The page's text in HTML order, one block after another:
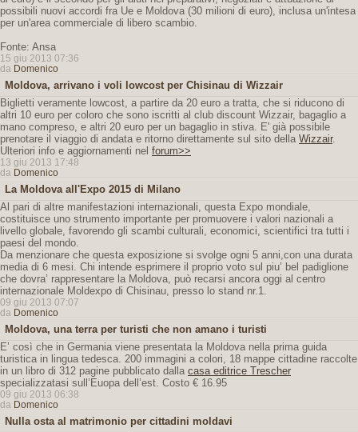
possibili nuovi accordi fra Ue e Moldova (30 milioni di euro), inclusa un'intesa
per un'area commerciale di libero scambio.
Fonte: Ansa
15 giu 2013 07:36
da Domenico
Moldova, arrivano i voli lowcost per Chisinau di Wizzair
Biglietti veramente lowcost, a partire da 20 euro a tratta, che si riducono di
altri 10 euro per coloro che sono iscritti al club discount Wizzair, bagaglio a
mano compreso, e altri 20 euro per un bagaglio in stiva. E' già possibile
prenotare il viaggio di andata e ritorno direttamente sul sito della Wizzair.
Ulteriori info e aggiornamenti nel forum>>
13 giu 2013 17:48
da Domenico
La Moldova all'Expo 2015 di Milano
Al pari di altre manifestazioni internazionali, questa Expo mondiale,
costituisce uno strumento importante per promuovere i valori nazionali a
livello globale, favorendo gli scambi culturali, economici, scientifici tra tutti i
paesi del mondo.
Da menzionare che questa exposizione si svolge ogni 5 anni,con una durata
media di 6 mesi. Chi intende esprimere il proprio voto sul piu’ bel padiglione
che dovra’ rappresentare la Moldova, può recarsi ancora oggi al centro
internazionale Moldexpo di Chisinau, presso lo stand nr.1.
09 giu 2013 07:07
da Domenico
Moldova, una terra per turisti che non amano i turisti
E’ così che in Germania viene presentata la Moldova nella prima guida
turistica in lingua tedesca. 200 immagini a colori, 18 mappe cittadine raccolte
in un libro di 312 pagine pubblicato dalla casa editrice Trescher
specializzatasi sull’Euopa dell’est. Costo € 16.95
09 giu 2013 06:38
da Domenico
Nulla osta al matrimonio per cittadini moldavi